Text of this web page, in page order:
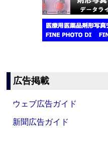
広告掲載
ウェブ広告ガイド
新聞広告ガイド